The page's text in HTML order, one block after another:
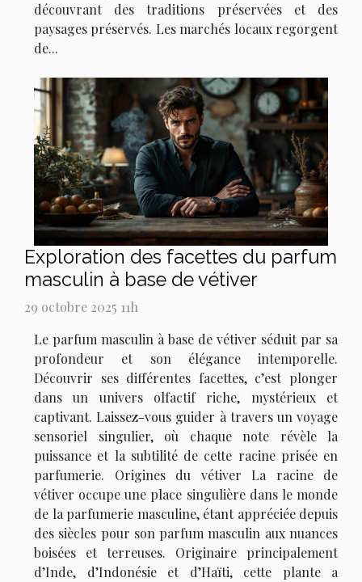
découvrant des traditions préservées et des
paysages préservés. Les marchés locaux regorgent
de...
Exploration des facettes du parfum
masculin à base de vétiver
29 octobre 2025 11h
Le parfum masculin à base de vétiver séduit par sa
profondeur et son élégance intemporelle.
Découvrir ses différentes facettes, c’est plonger
dans un univers olfactif riche, mystérieux et
captivant. Laissez-vous guider à travers un voyage
sensoriel singulier, où chaque note révèle la
puissance et la subtilité de cette racine prisée en
parfumerie. Origines du vétiver La racine de
vétiver occupe une place singulière dans le monde
de la parfumerie masculine, étant appréciée depuis
des siècles pour son parfum masculin aux nuances
boisées et terreuses. Originaire principalement
d’Inde, d’Indonésie et d’Haïti, cette plante a